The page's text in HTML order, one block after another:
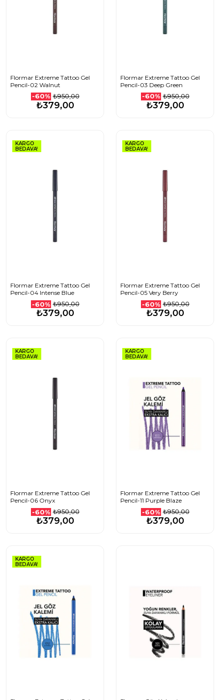
Flormar Extreme Tattoo Gel
Pencil-02 Walnut
-60% ₺950,00
₺379,00
Flormar Extreme Tattoo Gel
Pencil-03 Deep Green
-60% ₺950,00
₺379,00
KARGO
BEDAVA!
Flormar Extreme Tattoo Gel
Pencil-04 Intense Blue
-60% ₺950,00
₺379,00
KARGO
BEDAVA!
Flormar Extreme Tattoo Gel
Pencil-05 Very Berry
-60% ₺950,00
₺379,00
KARGO
BEDAVA!
Flormar Extreme Tattoo Gel
Pencil-06 Onyx
-60% ₺950,00
₺379,00
KARGO
BEDAVA!
Flormar Extreme Tattoo Gel
Pencil-11 Purple Blaze
-60% ₺950,00
₺379,00
KARGO
BEDAVA!